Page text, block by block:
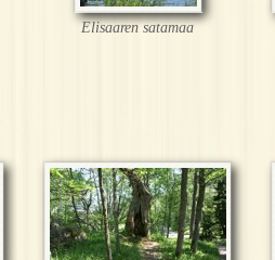
Elisaaren satamaa